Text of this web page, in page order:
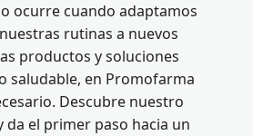
ocurre cuando adaptamos
rutinas a nuevos
productos y soluciones
saludable, en Promofarma
Descubre nuestro
da el primer paso hacia un